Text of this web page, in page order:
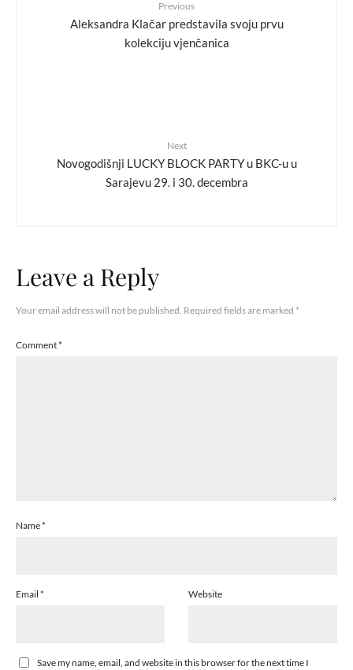
Previous
Aleksandra Klačar predstavila svoju prvu
kolekciju vjenčanica
Next
Novogodišnji LUCKY BLOCK PARTY u BKC-u u
Sarajevu 29. i 30. decembra
Leave a Reply
Your email address will not be published. Required fields are marked *
Comment*
Name*
Email * Website
Save my name, email, and website in this browser for the next time I